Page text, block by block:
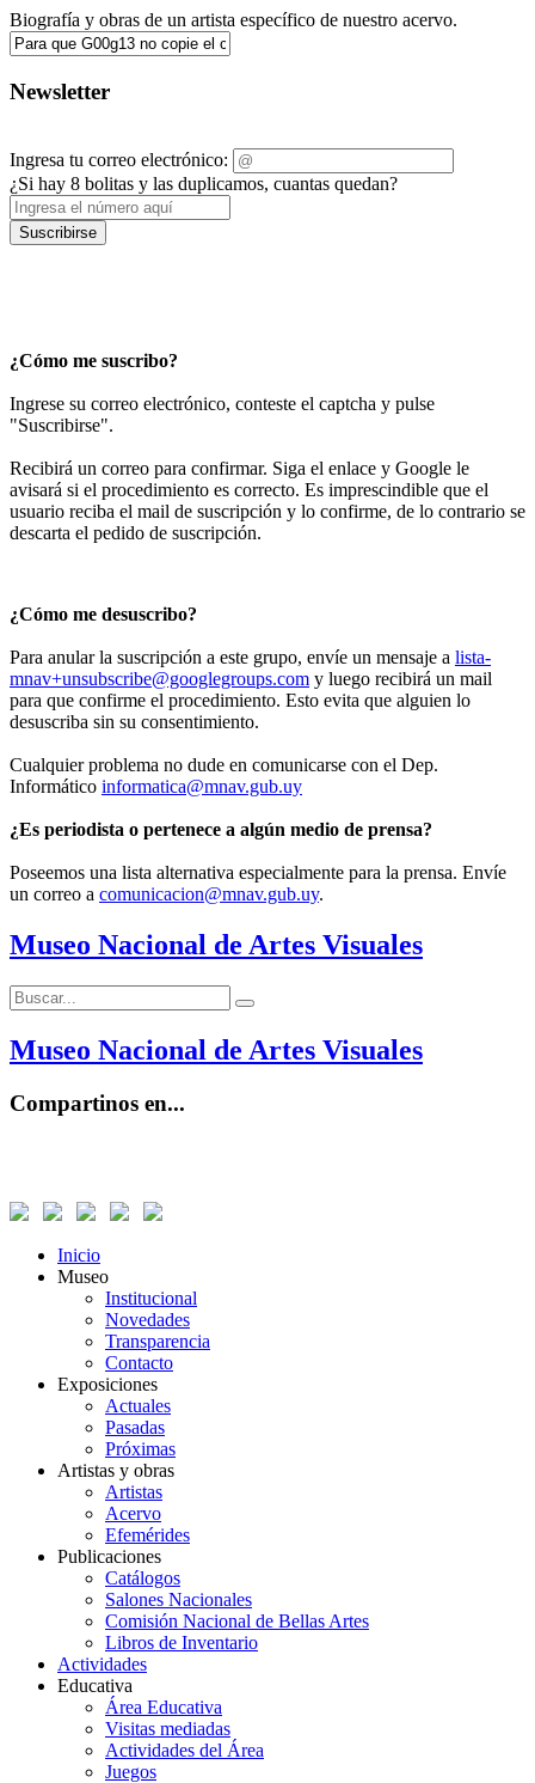
Biografía y obras de un artista específico de nuestro acervo.
Newsletter
Ingresa tu correo electrónico:
¿Si hay 8 bolitas y las duplicamos, cuantas quedan?
Suscribirse
¿Cómo me suscribo?
Ingrese su correo electrónico, conteste el captcha y pulse
"Suscribirse".
Recibirá un correo para confirmar. Siga el enlace y Google le
avisará si el procedimiento es correcto. Es imprescindible que el
usuario reciba el mail de suscripción y lo confirme, de lo contrario se
descarta el pedido de suscripción.
¿Cómo me desuscribo?
Para anular la suscripción a este grupo, envíe un mensaje a lista-
mnav+unsubscribe@googlegroups.com y luego recibirá un mail
para que confirme el procedimiento. Esto evita que alguien lo
desuscriba sin su consentimiento.
Cualquier problema no dude en comunicarse con el Dep.
Informático informatica@mnav.gub.uy
¿Es periodista o pertenece a algún medio de prensa?
Poseemos una lista alternativa especialmente para la prensa. Envíe
un correo a comunicacion@mnav.gub.uy.
Museo Nacional de Artes Visuales
Buscar:
Buscar
Museo Nacional de Artes Visuales
Compartinos en...
Inicio
Museo
Institucional
Novedades
Transparencia
Contacto
Exposiciones
Actuales
Pasadas
Próximas
Artistas y obras
Artistas
Acervo
Efemérides
Publicaciones
Catálogos
Salones Nacionales
Comisión Nacional de Bellas Artes
Libros de Inventario
Actividades
Educativa
Área Educativa
Visitas mediadas
Actividades del Área
Juegos